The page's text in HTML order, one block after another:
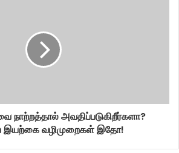
நாற்றத்தால் அவதிப்படுகிறீர்களா?
இயற்கை வழிமுறைகள் இதோ!